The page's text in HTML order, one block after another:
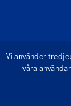
Vi använder
våra